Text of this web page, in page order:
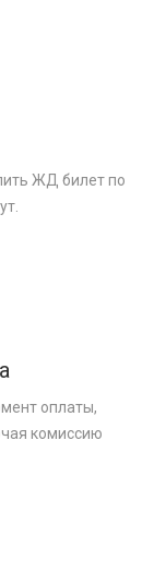
ЖД билет по
оплаты,
комиссию